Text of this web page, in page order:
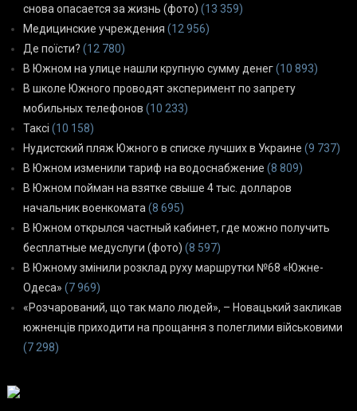
снова опасается за жизнь (фото) (13 359)
Медицинские учреждения (12 956)
Де поїсти? (12 780)
В Южном на улице нашли крупную сумму денег(10 893)
В школе Южного проводят эксперимент по запрету
мобильных телефонов (10 233)
Таксі (10 158)
Нудистский пляж Южного в списке лучших в Украине (9 737)
В Южном изменили тариф на водоснабжение (8 809)
В Южном пойман на взятке свыше 4 тыс. долларов
начальник военкомата (8 695)
В Южном открылся частный кабинет, где можно получить
бесплатные медуслуги (фото) (8 597)
В Южному змінили розклад руху маршрутки №68 «Южне-
Одеса» (7 969)
«Розчарований, що так мало людей», – Новацький закликав
южненців приходити на прощання з полеглими військовими
(7 298)